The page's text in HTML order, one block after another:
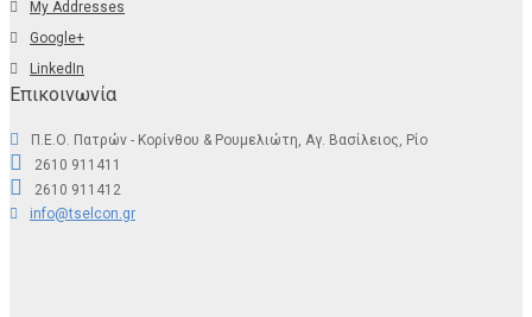
My Addresses
Google+
LinkedIn
Επικοινωνία
Π.Ε.Ο. Πατρών - Κορίνθου & Ρουμελιώτη, Αγ. Βασίλειος, Ρίο
2610 911411
2610 911412
info@tselcon.gr